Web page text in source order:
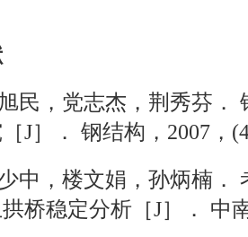
，党志杰，荆秀芬．
J］． 钢结构，2007，
，楼文娟，孙炳楠．
桥稳定分析［J］． 中